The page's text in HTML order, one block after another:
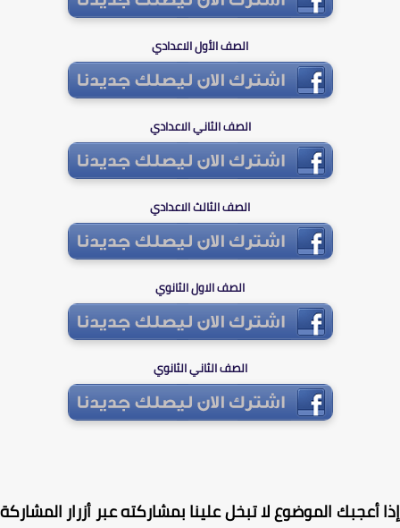
الصف الأول الاعدادي
الصف الثاني الاعدادي
الصف الثالث الاعدادي
الصف الاول الثانوي
الصف الثاني الثانوي
أعجبك الموضوع لا تبخل علينا بمشاركته عبر أزرار المشاركة